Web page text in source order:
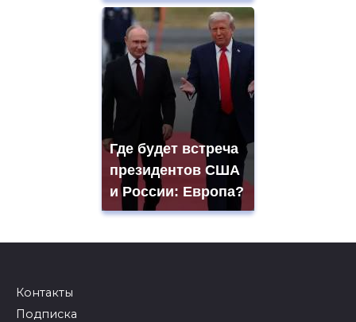
Где будет встреча
президентов США
и России: Европа?
Контакты
Подписка